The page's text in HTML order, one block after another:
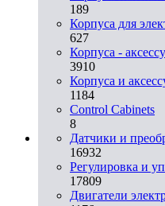
189
Корпуса для
627
Корпуса -
3910
Корпуса и
1184
Control Cabinets
8
Датчики и
16932
Регулировка и
17809
Двигатели